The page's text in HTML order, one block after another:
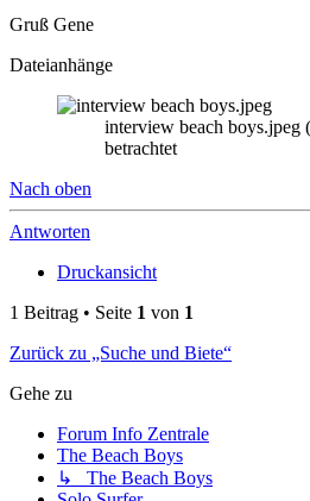
Gruß Gene
Dateianhänge
interview beach boys.jpeg
betrachtet
Nach oben
Antworten
Druckansicht
1 Beitrag • Seite 1 von 1
Zurück zu „Suche und Biete“
Gehe zu
Forum Info Zentrale
The Beach Boys
↳ The Beach Boys